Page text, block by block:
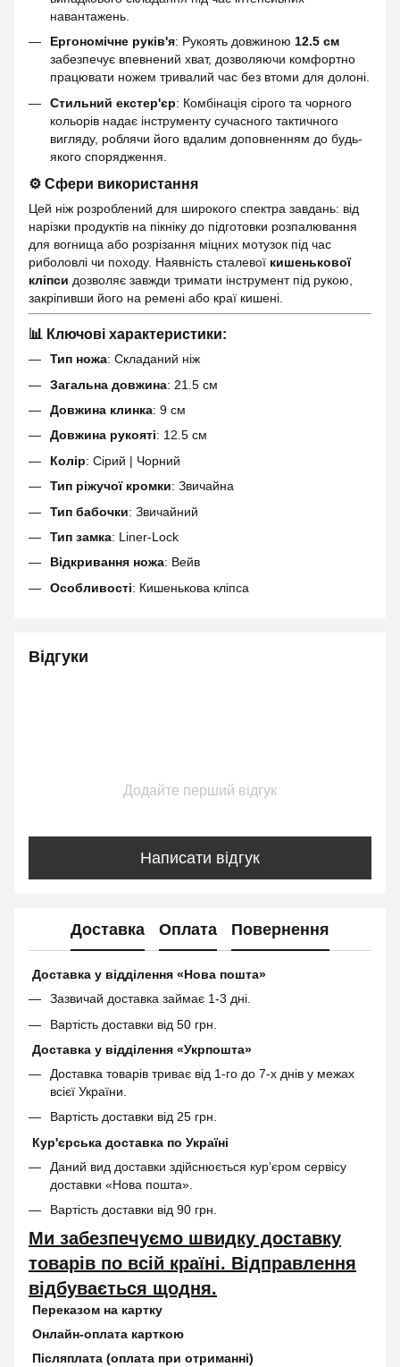
навантажень.
Ергономічне руків'я: Рукоять довжиною 12.5 см
забезпечує впевнений хват, дозволяючи комфортно
працювати ножем тривалий час без втоми для долоні.
Стильний екстер'єр: Комбінація сірого та чорного
кольорів надає інструменту сучасного тактичного
вигляду, роблячи його вдалим доповненням до будь-
якого спорядження.
⚙️ Сфери використання
Цей ніж розроблений для широкого спектра завдань: від
нарізки продуктів на пікніку до підготовки розпалювання
для вогнища або розрізання міцних мотузок під час
риболовлі чи походу. Наявність сталевої кишенькової
кліпси дозволяє завжди тримати інструмент під рукою,
закріпивши його на ремені або краї кишені.
📊 Ключові характеристики:
Тип ножа: Складаний ніж
Загальна довжина: 21.5 см
Довжина клинка: 9 см
Довжина рукояті: 12.5 см
Колір: Сірий | Чорний
Тип ріжучої кромки: Звичайна
Тип бабочки: Звичайний
Тип замка: Liner-Lock
Відкривання ножа: Вейв
Особливості: Кишенькова кліпса
Відгуки
Додайте перший відгук
Написати відгук
Доставка Оплата Повернення
Доставка у відділення «Нова пошта»
Зазвичай доставка займає 1-3 дні.
Вартість доставки від 50 грн.
Доставка у відділення «Укрпошта»
Доставка товарів триває від 1-го до 7-х днів у межах
всієї України.
Вартість доставки від 25 грн.
Кур'єрська доставка по Україні
Даний вид доставки здійснюється кур’єром сервісу
доставки «Нова пошта».
Вартість доставки від 90 грн.
Ми забезпечуємо швидку доставку
товарів по всій країні. Відправлення
відбувається щодня.
Переказом на картку
Онлайн-оплата карткою
Післяплата (оплата при отриманні)